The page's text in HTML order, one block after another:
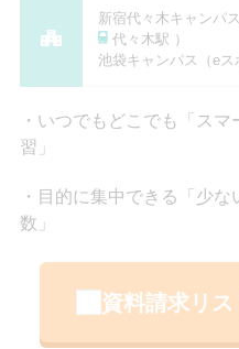
新宿代々木キャンパ
代々木駅 ）
池袋キャンパス（e
いつでもどこでも「スマ
習」
目的に集中できる「少な
数」
資料請求リス